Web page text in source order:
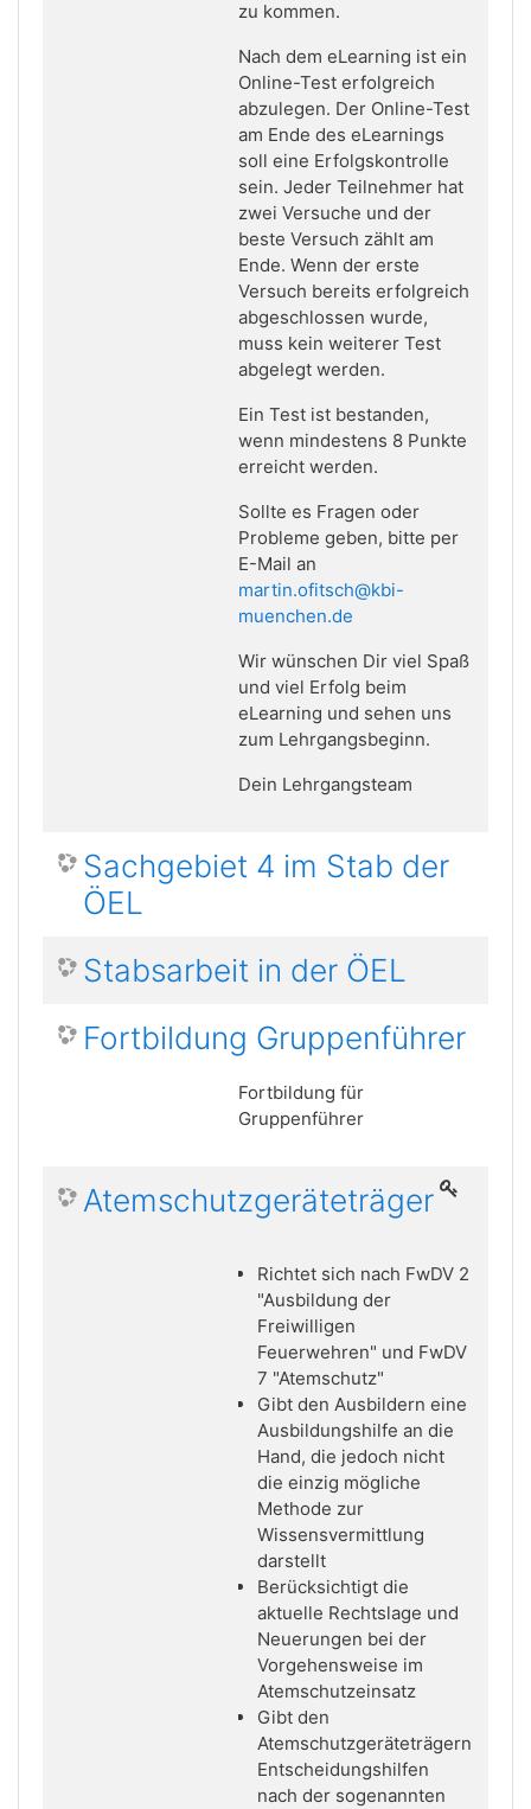
zu kommen.
Nach dem eLearning ist ein
Online-Test erfolgreich
abzulegen. Der Online-Test
am Ende des eLearnings
soll eine Erfolgskontrolle
sein. Jeder Teilnehmer hat
zwei Versuche und der
beste Versuch zählt am
Ende. Wenn der erste
Versuch bereits erfolgreich
abgeschlossen wurde,
muss kein weiterer Test
abgelegt werden.
Ein Test ist bestanden,
wenn mindestens 8 Punkte
erreicht werden.
Sollte es Fragen oder
Probleme geben, bitte per
E-Mail an
martin.ofitsch@kbi-
muenchen.de
Wir wünschen Dir viel Spaß
und viel Erfolg beim
eLearning und sehen uns
zum Lehrgangsbeginn.
Dein Lehrgangsteam
Sachgebiet 4 im Stab der
ÖEL
Stabsarbeit in der ÖEL
Fortbildung Gruppenführer
Fortbildung für
Gruppenführer
Atemschutzgeräteträger
Richtet sich nach FwDV 2
"Ausbildung der
Freiwilligen
Feuerwehren" und FwDV
7 "Atemschutz"
Gibt den Ausbildern eine
Ausbildungshilfe an die
Hand, die jedoch nicht
die einzig mögliche
Methode zur
Wissensvermittlung
darstellt
Berücksichtigt die
aktuelle Rechtslage und
Neuerungen bei der
Vorgehensweise im
Atemschutzeinsatz
Gibt den
Atemschutzgeräteträgern
Entscheidungshilfen
nach der sogenannten